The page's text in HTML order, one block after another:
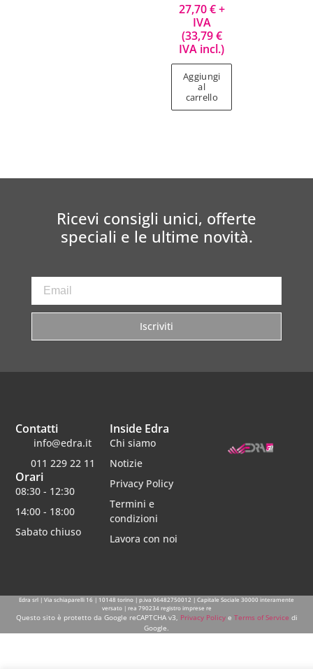
27,70€+
IVA
(33,79€
IVA incl.)
Aggiungi
al
carrello
Ricevi consigli unici, offerte
speciali e le ultime novità.
Iscriviti
Inside Edra
Chi siamo
Notizie
Privacy Policy
Termini e
condizioni
Lavora con noi
Contatti
info@edra.it
011 229 22 11
Orari
08:30 - 12:30
14:00 - 18:00
Sabato chiuso
Edra srl | Via schiaparelli 16 | 10148 torino | p.iva 06482750012 | Capitale Sociale 30000 interamente
versato | rea 790234 registro imprese re
Questo sito è protetto da Google reCAPTCHA v3, Privacy Policye Terms of Service di
Google.